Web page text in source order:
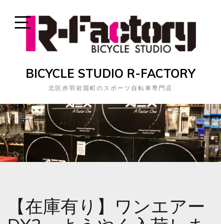
Open
Sidebar
BICYCLE STUDIO R-FACTORY
北区赤羽岩淵町のスポーツ自転車専門店
【在庫有り】ワンエアー